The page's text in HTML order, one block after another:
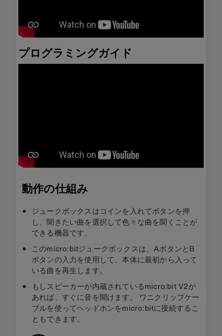
プログラミングガイド
動作の仕組み
ジュークボックスはコインを入れてボタンを押
し、聞きたい曲を選択して色々な曲を聞くことが
できる機器です。
このmicro:bitジュークボックスは、AボタンとB
ボタンの入力を使用して、本体に最初から入って
いる曲を再生します。
もしスピーカーが内蔵されているmicro:bit V2が
あれば、すぐに音を聞けます。 ワニクリップケー
ブルを使ってヘッドホンをmicro:bitに接続するこ
ともできます。